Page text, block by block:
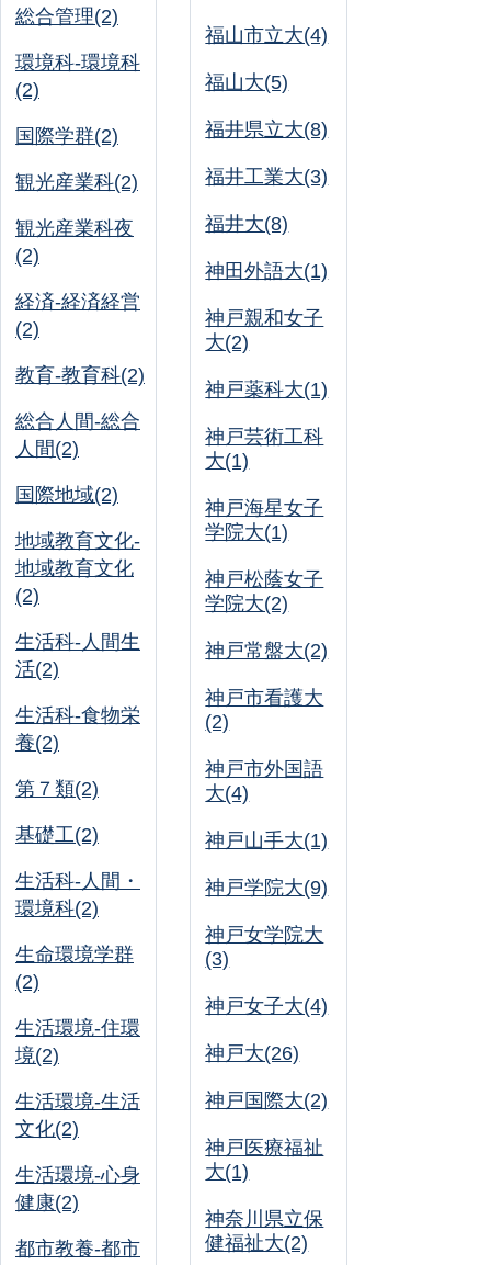
総合管理(2)
環境科-環境科
(2)
国際学群(2)
観光産業科(2)
観光産業科夜
(2)
経済-経済経営
(2)
教育-教育科(2)
総合人間-総合
人間(2)
国際地域(2)
地域教育文化-
地域教育文化
(2)
生活科-人間生
活(2)
生活科-食物栄
養(2)
第７類(2)
基礎工(2)
生活科-人間・
環境科(2)
生命環境学群
(2)
生活環境-住環
境(2)
生活環境-生活
文化(2)
生活環境-心身
健康(2)
都市教養-都市
福山市立大(4)
福山大(5)
福井県立大(8)
福井工業大(3)
福井大(8)
神田外語大(1)
神戸親和女子
大(2)
神戸薬科大(1)
神戸芸術工科
大(1)
神戸海星女子
学院大(1)
神戸松蔭女子
学院大(2)
神戸常盤大(2)
神戸市看護大
(2)
神戸市外国語
大(4)
神戸山手大(1)
神戸学院大(9)
神戸女学院大
(3)
神戸女子大(4)
神戸大(26)
神戸国際大(2)
神戸医療福祉
大(1)
神奈川県立保
健福祉大(2)